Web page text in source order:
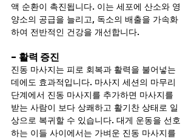
액 순환이 촉진됩니다. 이는 세포에 산소와 영
양소의 공급을 늘리고, 독소의 배출을 가속화
하여 전반적인 건강을 개선합니다.
- 활력 증진
진동 마사지는 피로 회복과 활력을 불어넣는
데에도 효과적입니다. 마사지 세션의 마무리
단계에서 진동 마사지를 추가하면 마사지를
받는 사람이 보다 상쾌하고 활기찬 상태로 일
상으로 복귀할 수 있습니다. 대게 운동을 선호
하는 이들 사이에서는 가벼운 진동 마사지를